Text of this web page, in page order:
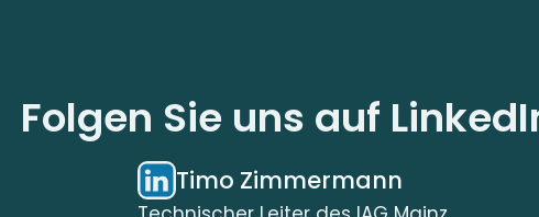
Folgen Sie uns auf
Timo Zimmermann